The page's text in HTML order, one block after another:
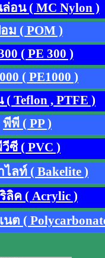
อน ( MC Nylon )
ม ( POM )
( PE 300 )
( PE1000 )
( Teflon , PTFE )
พีพี ( PP )
ซี ( PVC )
ลท์ ( Bakelite )
ลิค ( Acrylic )
ต (